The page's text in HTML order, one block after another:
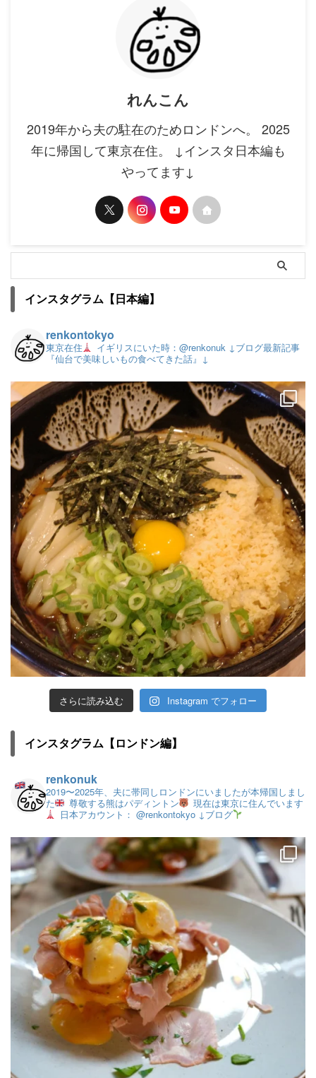
れんこん
2019年から夫の駐在のためロンドンへ。 2025
年に帰国して東京在住。 ↓インスタ日本編も
やってます↓
インスタグラム【日本編】
renkontokyo
東京在住 イギリスにいた時：@renkonuk ↓ブログ最新記事
『仙台で美味しいもの食べてきた話』↓
さらに読み込む Instagram でフォロー
インスタグラム【ロンドン編】
renkonuk
2019〜2025年、夫に帯同しロンドンにいましたが本帰国しまし
た
尊敬する熊はパディントン
現在は東京に住んでいます
日本アカウント： @renkontokyo ↓ブログ